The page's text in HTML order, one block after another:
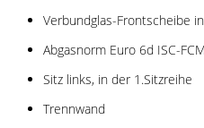
Verbundglas-Frontscheibe
Abgasnorm Euro 6d ISC-FCM
Sitz links, in der 1.Sitzreihe
Trennwand